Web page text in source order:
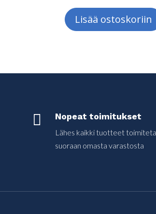
Lisää ostoskoriin
 Nopeat toimitukset
Lähes kaikki tuotteet
suoraan omasta varastosta